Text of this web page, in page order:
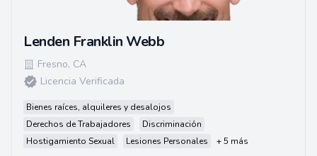
Lenden Franklin Webb
Fresno, CA
Licencia Verificada
Bienes raíces, alquileres y desalojos
Derechos de Trabajadores
Discriminación
Hostigamiento Sexual
Lesiones Personales + 5 más